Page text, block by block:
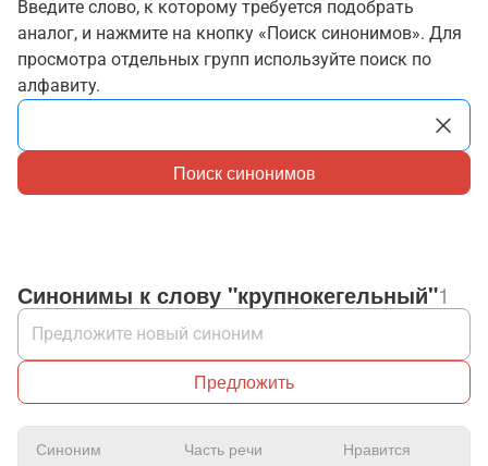
Введите слово, к которому требуется подобрать
аналог, и нажмите на кнопку «Поиск синонимов». Для
просмотра отдельных групп используйте поиск по
алфавиту.
Поиск синонимов
Синонимы к слову "крупнокегельный"1
Предложить
Синоним Часть речи Нравится